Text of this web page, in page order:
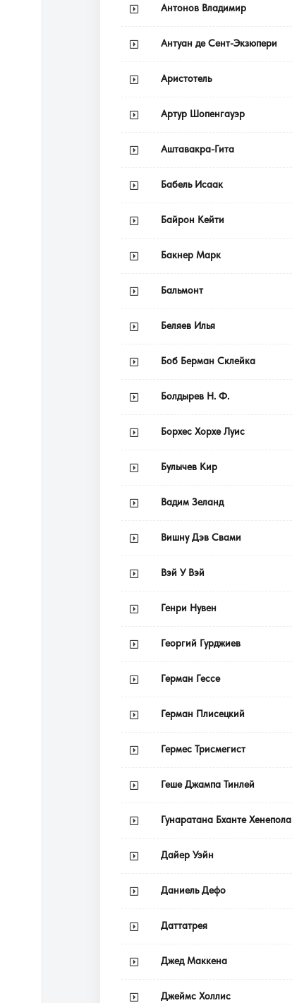
Антонов Владимир
Антуан де Сент-Экзюпери
Аристотель
Артур Шопенгауэр
Аштавакра-Гита
Бабель Исаак
Байрон Кейти
Бакнер Марк
Бальмонт
Беляев Илья
Боб Берман Склейка
Болдырев Н. Ф.
Борхес Хорхе Луис
Булычев Кир
Вадим Зеланд
Вишну Дэв Свами
Вэй У Вэй
Генри Нувен
Георгий Гурджиев
Герман Гессе
Герман Плисецкий
Гермес Трисмегист
Геше Джампа Тинлей
Гунаратана Бханте Хенепола
Дайер Уэйн
Даниель Дефо
Даттатрея
Джед Маккена
Джеймс Холлис